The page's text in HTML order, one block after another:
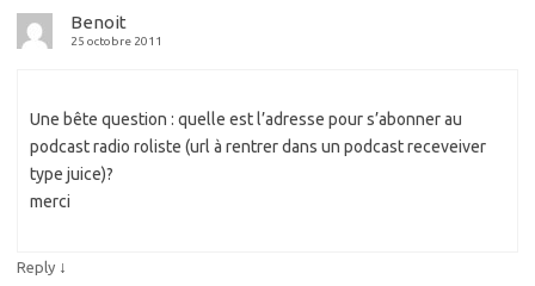
Benoit
25 octobre 2011
Une bête question : quelle est l’adresse pour s’abonner au
podcast radio roliste (url à rentrer dans un podcast receveiver
type juice)?
merci
Reply ↓